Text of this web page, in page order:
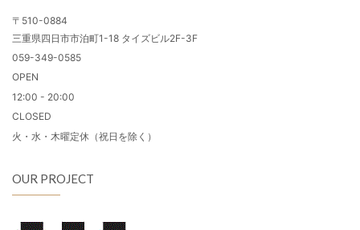
〒510-0884
三重県四日市市泊町1-18 タイズビル2F-3F
059-349-0585
OPEN
12:00 - 20:00
CLOSED
火・水・木曜定休（祝日を除く）
OUR PROJECT